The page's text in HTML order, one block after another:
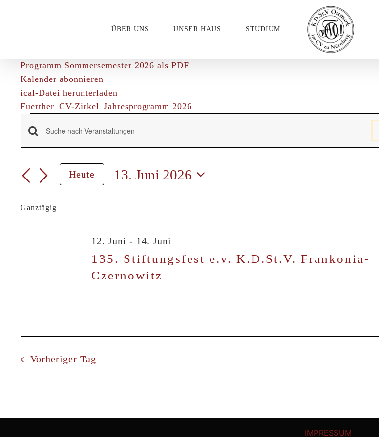
ÜBER UNS UNSER HAUS STUDIUM
Programm Sommersemester 2026 als PDF
Kalender abonnieren
ical-Datei herunterladen
Fuerther_CV-Zirkel_Jahresprogramm 2026
Veranstaltungen
für
13.
Juni
Veranstaltungen
Suche
und
Ansichten,
Navigation
Bitte
Schlüsselwort
Suche
Veranstaltungen
Heute
13. Juni 2026
wählen.
Ganztägig
135. Stiftungsfest e.v. K.D.St.V. Frankonia-
Czernowitz
12. Juni - 14. Juni
Vorheriger Tag
IMPRESSUM